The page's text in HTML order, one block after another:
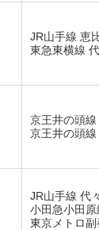
JR山手線 恵
東急東横線
京王井の頭
京王井の頭
JR山手線 代
小田急小田
東京メトロ